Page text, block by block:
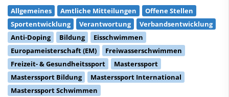
Allgemeines Amtliche Mitteilungen
Offene Stellen
Sportentwicklung
Verantwortung
Verbandsentwicklung
Anti-Doping
Bildung
Eisschwimmen
Europameisterschaft (EM)
Freiwasserschwimmen
Freizeit- & Gesundheitssport
Masterssport
Masterssport Bildung
Masterssport International
Masterssport Schwimmen